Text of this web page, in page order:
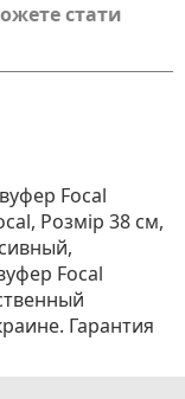
стати
Focal
Розмір 38 см,
Focal
Гарантия